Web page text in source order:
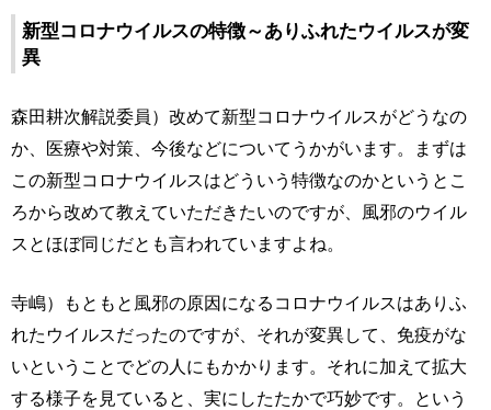
新型コロナウイルスの特徴～ありふれたウイルスが変
異
森田耕次解説委員）改めて新型コロナウイルスがどうなの
か、医療や対策、今後などについてうかがいます。まずは
この新型コロナウイルスはどういう特徴なのかというとこ
ろから改めて教えていただきたいのですが、風邪のウイル
スとほぼ同じだとも言われていますよね。
寺嶋）もともと風邪の原因になるコロナウイルスはありふ
れたウイルスだったのですが、それが変異して、免疫がな
いということでどの人にもかかります。それに加えて拡大
する様子を見ていると、実にしたたかで巧妙です。という